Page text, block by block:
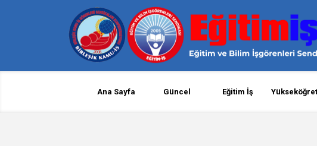
Ana Sayfa Güncel Eğitim İş